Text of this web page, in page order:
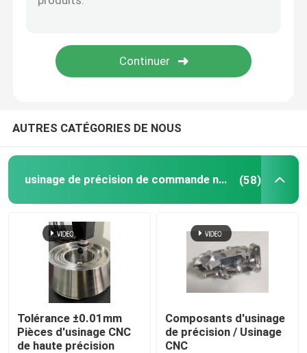
service en plastique de moulage par injection
Service de rotation de commande numérique par
Coulée sous vide Prototypage rapide
Services d'impression 3D personnalisés
Fabrication de moules sur mesure
Services d'extrusion de l'aluminium
AUTRES CATÉGORIES DE NOUS
usinage de précision de commande numérique par ordinateur (58)
Tolérance ±0.01mm
Pièces d'usinage CNC
de haute précision
Composants d'usinage
de précision / Usinage
CNC